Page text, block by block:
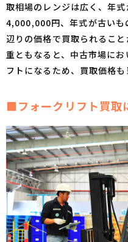
取相場のレンジは広く、年
4,000,000円、年式が古い
辺りの価格で買取られるこ
重ともなると、中古市場に
フトになるため、買取価格
■フォークリフト買取